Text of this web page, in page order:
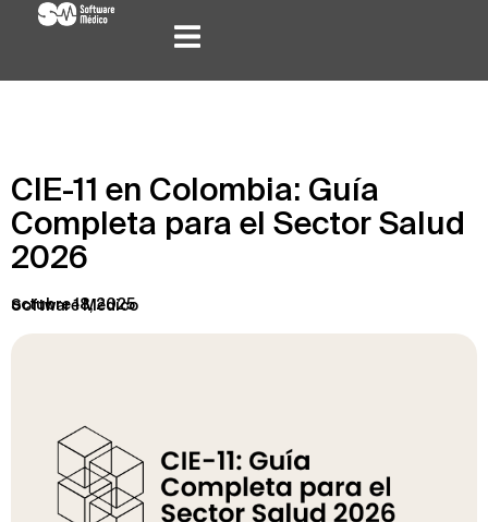
CIE-11 en Colombia: Guía
Completa para el Sector Salud
2026
octubre 18, 2025
Software Médico